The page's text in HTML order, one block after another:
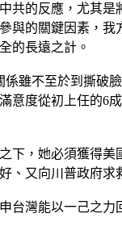
共的反應，尤其
與的關鍵因素，
的長遠之計。
雖不至於到撕破
意度從初上任的6
，她必須獲得
、又向川普政府求
台灣能以一己之力